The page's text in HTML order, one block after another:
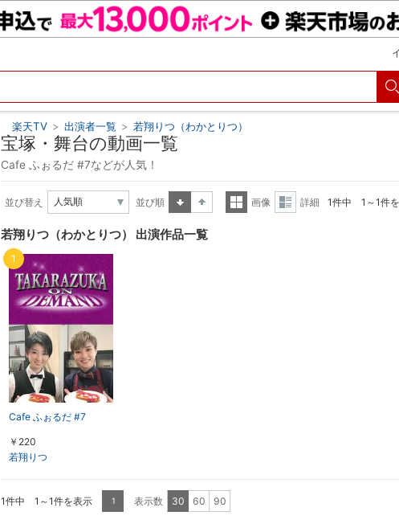
楽天TV > 出演者一覧 > 若翔りつ（わかとりつ）
宝塚・舞台の動画一覧
Cafe ふぉるだ #7などが人気！
並び替え
並び順
画像
詳細 1件中 1～1件
若翔りつ（わかとりつ） 出演作品一覧
Cafe ふぉるだ #7
￥220
若翔りつ
1
1件中 1～1件を表示 1 表示数 30 60 90